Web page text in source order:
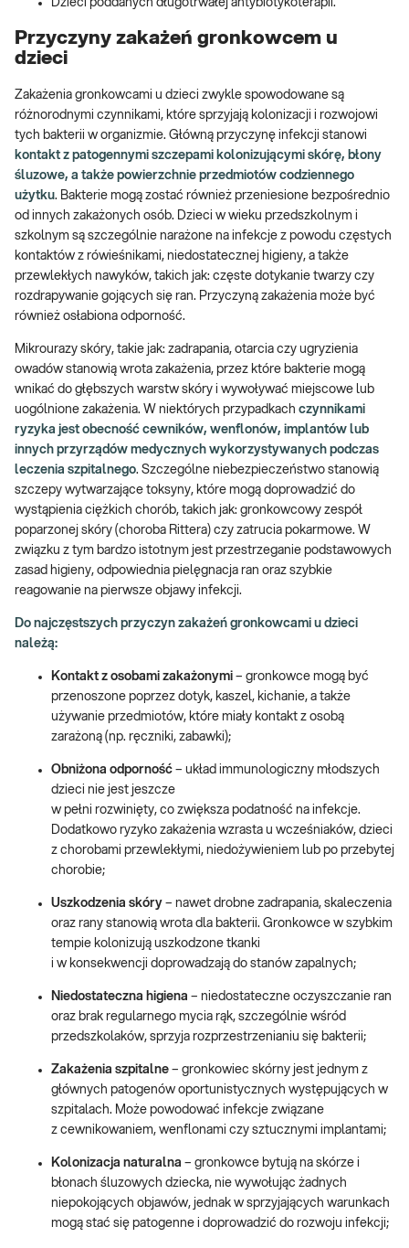
Dzieci poddanych długotrwałej antybiotykoterapii.
Przyczyny zakażeń gronkowcem u
dzieci
Zakażenia gronkowcami u dzieci zwykle spowodowane są
różnorodnymi czynnikami, które sprzyjają kolonizacji i rozwojowi
tych bakterii w organizmie. Główną przyczynę infekcji stanowi
kontakt z patogennymi szczepami kolonizującymi skórę, błony
śluzowe, a także powierzchnie przedmiotów codziennego
użytku. Bakterie mogą zostać również przeniesione bezpośrednio
od innych zakażonych osób. Dzieci w wieku przedszkolnym i
szkolnym są szczególnie narażone na infekcje z powodu częstych
kontaktów z rówieśnikami, niedostatecznej higieny, a także
przewlekłych nawyków, takich jak: częste dotykanie twarzy czy
rozdrapywanie gojących się ran. Przyczyną zakażenia może być
również osłabiona odporność.
Mikrourazy skóry, takie jak: zadrapania, otarcia czy ugryzienia
owadów stanowią wrota zakażenia, przez które bakterie mogą
wnikać do głębszych warstw skóry i wywoływać miejscowe lub
uogólnione zakażenia. W niektórych przypadkach czynnikami
ryzyka jest obecność cewników, wenflonów, implantów lub
innych przyrządów medycznych wykorzystywanych podczas
leczenia szpitalnego. Szczególne niebezpieczeństwo stanowią
szczepy wytwarzające toksyny, które mogą doprowadzić do
wystąpienia ciężkich chorób, takich jak: gronkowcowy zespół
poparzonej skóry (choroba Rittera) czy zatrucia pokarmowe. W
związku z tym bardzo istotnym jest przestrzeganie podstawowych
zasad higieny, odpowiednia pielęgnacja ran oraz szybkie
reagowanie na pierwsze objawy infekcji.
Do najczęstszych przyczyn zakażeń gronkowcami u dzieci
należą:
Kontakt z osobami zakażonymi – gronkowce mogą być
przenoszone poprzez dotyk, kaszel, kichanie, a także
używanie przedmiotów, które miały kontakt z osobą
zarażoną (np. ręczniki, zabawki);
Obniżona odporność – układ immunologiczny młodszych
dzieci nie jest jeszcze
w pełni rozwinięty, co zwiększa podatność na infekcje.
Dodatkowo ryzyko zakażenia wzrasta u wcześniaków, dzieci
z chorobami przewlekłymi, niedożywieniem lub po przebytej
chorobie;
Uszkodzenia skóry – nawet drobne zadrapania, skaleczenia
oraz rany stanowią wrota dla bakterii. Gronkowce w szybkim
tempie kolonizują uszkodzone tkanki
i w konsekwencji doprowadzają do stanów zapalnych;
Niedostateczna higiena – niedostateczne oczyszczanie ran
oraz brak regularnego mycia rąk, szczególnie wśród
przedszkolaków, sprzyja rozprzestrzenianiu się bakterii;
Zakażenia szpitalne – gronkowiec skórny jest jednym z
głównych patogenów oportunistycznych występujących w
szpitalach. Może powodować infekcje związane
z cewnikowaniem, wenflonami czy sztucznymi implantami;
Kolonizacja naturalna – gronkowce bytują na skórze i
błonach śluzowych dziecka, nie wywołując żadnych
niepokojących objawów, jednak w sprzyjających warunkach
mogą stać się patogenne i doprowadzić do rozwoju infekcji;